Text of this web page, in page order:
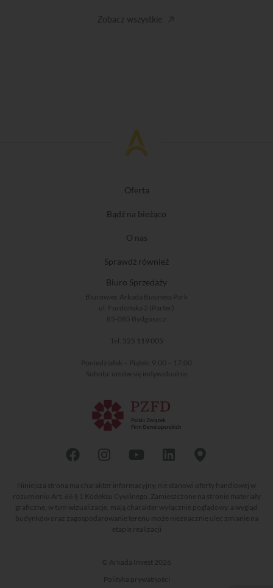
Zobacz wszystkie
Oferta
Bądź na bieżąco
O nas
Sprawdź również
Biuro Sprzedaży
Biurowiec Arkada Business Park
ul. Fordońska 2 (Parter)
85-085 Bydgoszcz
Tel. 525 119 005
Poniedziałek – Piątek: 9:00 – 17:00
Sobota: umów się indywidualnie
Niniejsza strona ma charakter informacyjny, nie stanowi oferty handlowej w
rozumieniu Art. 66 § 1 Kodeksu Cywilnego. Zamieszczone na stronie materiały
graficzne, w tym wizualizacje, mają charakter wyłącznie poglądowy, a wygląd
budynków oraz zagospodarowanie terenu może nieznacznie ulec zmianie na
etapie realizacji
© Arkada Invest 2026
Polityka prywatności